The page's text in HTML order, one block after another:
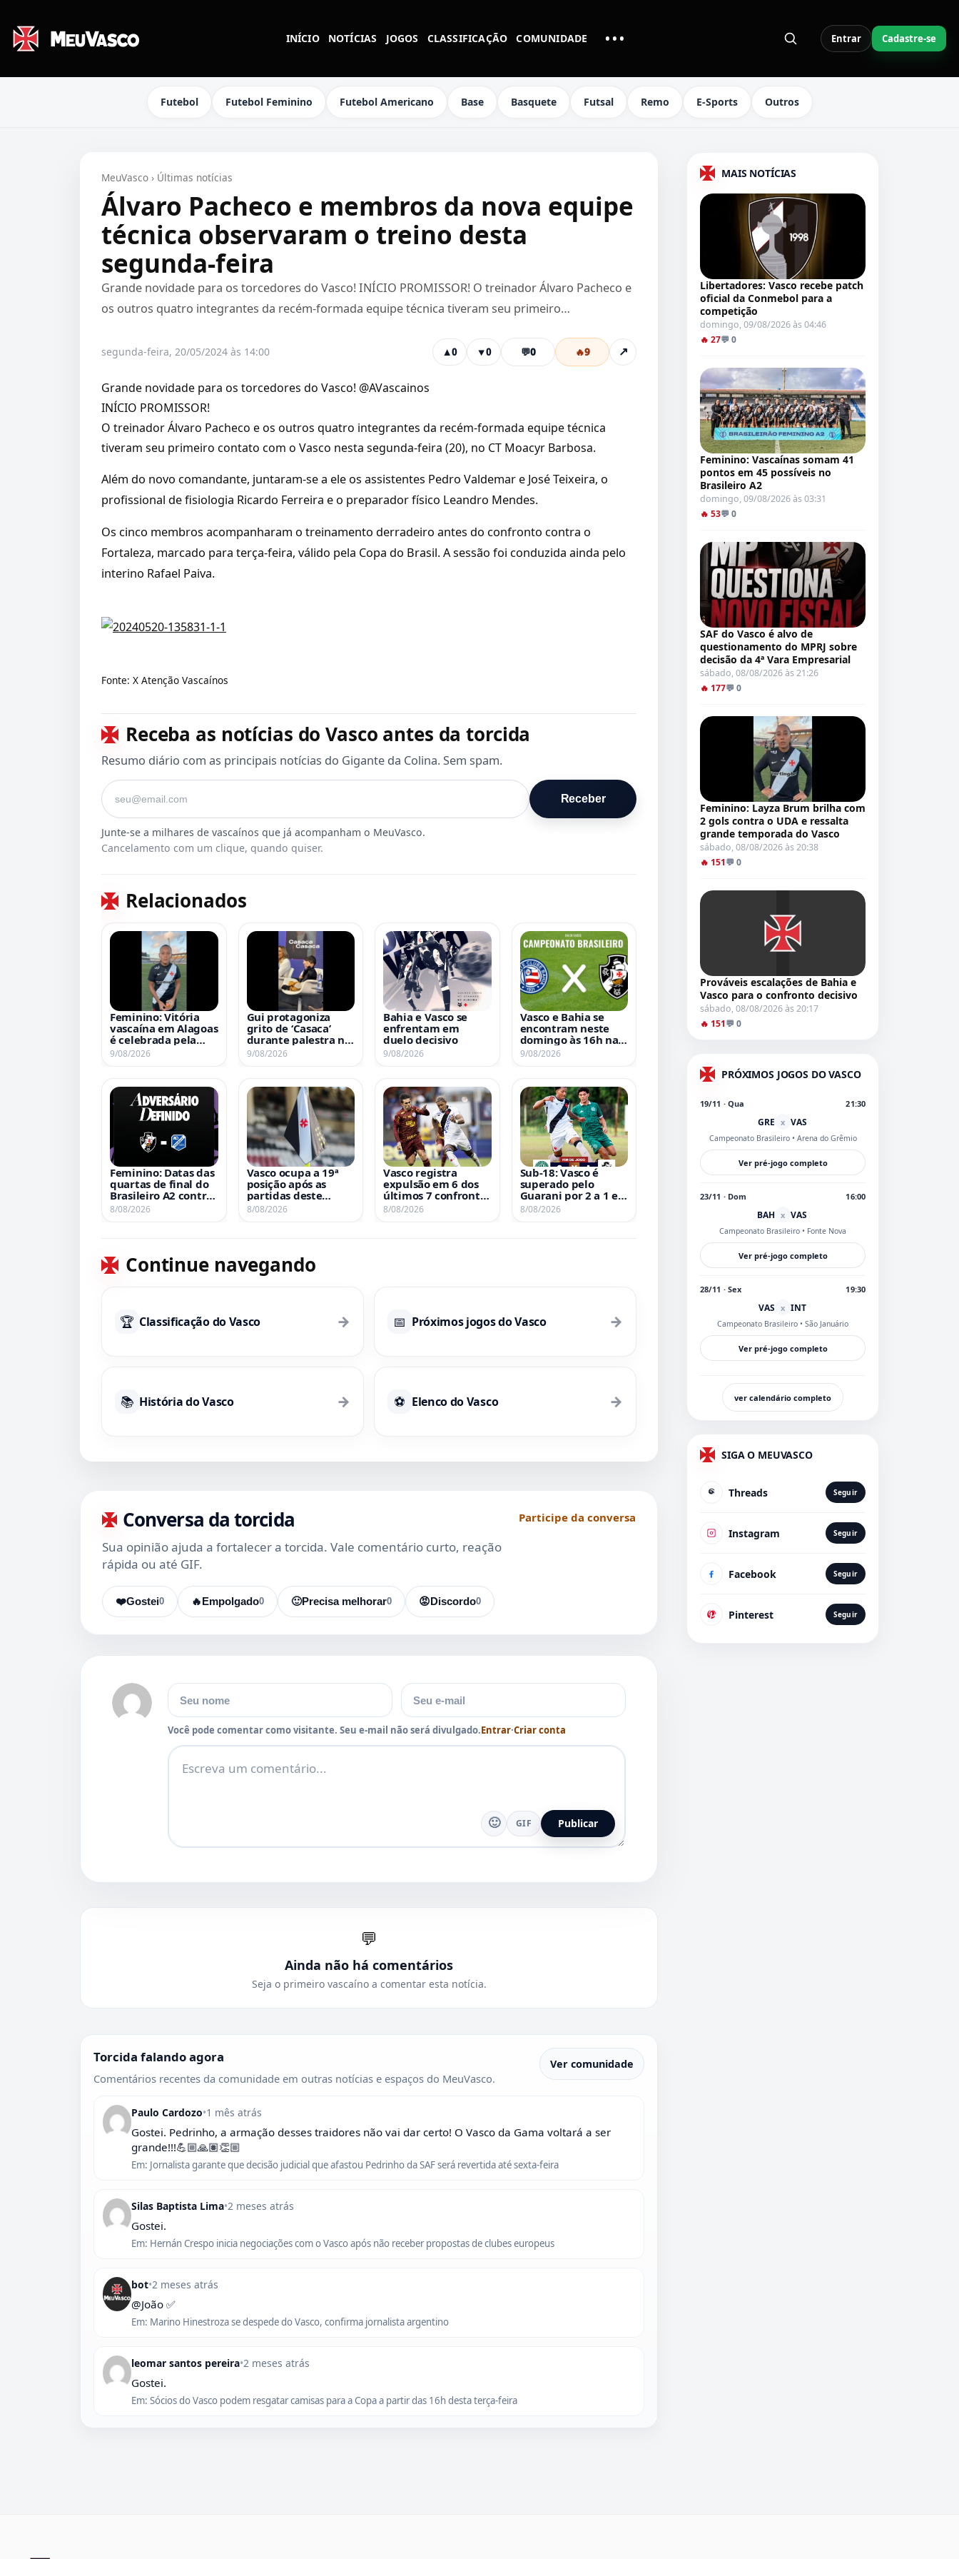
INÍCIO NOTÍCIAS JOGOS CLASSIFICAÇÃO COMUNIDADE •••MAIS LINKS DO MENU Entrar Cadastre-se
Futebol Futebol Feminino Futebol Americano Base Basquete Futsal Remo E-Sports Outros
MeuVasco › Últimas notícias
Álvaro Pacheco e membros da nova equipe
técnica observaram o treino desta
segunda-feira
Grande novidade para os torcedores do Vasco! INÍCIO PROMISSOR! O treinador Álvaro Pacheco e
os outros quatro integrantes da recém-formada equipe técnica tiveram seu primeiro…
segunda-feira, 20/05/2024 às 14:00 ▲0 ▼0 💬0 🔥9 ↗
Grande novidade para os torcedores do Vasco! @AVascainos
INÍCIO PROMISSOR!
O treinador Álvaro Pacheco e os outros quatro integrantes da recém-formada equipe técnica
tiveram seu primeiro contato com o Vasco nesta segunda-feira (20), no CT Moacyr Barbosa.
Além do novo comandante, juntaram-se a ele os assistentes Pedro Valdemar e José Teixeira, o
profissional de fisiologia Ricardo Ferreira e o preparador físico Leandro Mendes.
Os cinco membros acompanharam o treinamento derradeiro antes do confronto contra o
Fortaleza, marcado para terça-feira, válido pela Copa do Brasil. A sessão foi conduzida ainda pelo
interino Rafael Paiva.
Fonte: X Atenção Vascaínos
Receba as notícias do Vasco antes da torcida
Resumo diário com as principais notícias do Gigante da Colina. Sem spam.
Seu e-mail
Receber
Cancelamento com um clique, quando quiser.
Relacionados
Feminino: Vitória
vascaína em Alagoas
é celebrada pela
capitã Lidy; assista
9/08/2026
Gui protagoniza
grito de ‘Casaca’
durante palestra no
Rio Innovation
9/08/2026
Bahia e Vasco se
enfrentam em
duelo decisivo
9/08/2026
Vasco e Bahia se
encontram neste
domingo às 16h na
Fonte Nova com
9/08/2026
Feminino: Datas das
quartas de final do
Brasileiro A2 contra
o Taubaté são
8/08/2026
Vasco ocupa a 19ª
posição após as
partidas deste
sábado no Brasileiro
8/08/2026
Vasco registra
expulsão em 6 dos
últimos 7 confrontos
contra o Bahia na
8/08/2026
Sub-18: Vasco é
superado pelo
Guarani por 2 a 1 e
avança para a final
8/08/2026
Continue navegando
🏆 Classificação do Vasco → 📅 Próximos jogos do Vasco →
📚 História do Vasco → ⚽ Elenco do Vasco →
Conversa da torcida
Sua opinião ajuda a fortalecer a torcida. Vale comentário curto, reação
rápida ou até GIF.
Participe da conversa
❤️ 0
Gostei 🔥 0
Empolgado 🙂 0
Precisa melhorar 😡 0
Discordo
Nome E-mail
Você pode comentar como visitante. Seu e-mail não será divulgado.Entrar·Criar conta
Comentário
🙂 GIF Publicar
💬
Ainda não há comentários
Seja o primeiro vascaíno a comentar esta notícia.
Torcida falando agora
Comentários recentes da comunidade em outras notícias e espaços do MeuVasco.
Ver comunidade
Paulo Cardozo•1 mês atrás
Gostei. Pedrinho, a armação desses traidores não vai dar certo! O Vasco da Gama voltará a ser
grande!!!💪🏼🙏🏽👏🏼
Em: Jornalista garante que decisão judicial que afastou Pedrinho da SAF será revertida até sexta-feira
Silas Baptista Lima•2 meses atrás
Gostei.
Em: Hernán Crespo inicia negociações com o Vasco após não receber propostas de clubes europeus
bot•2 meses atrás
@João ✅
Em: Marino Hinestroza se despede do Vasco, confirma jornalista argentino
leomar santos pereira•2 meses atrás
Gostei.
Em: Sócios do Vasco podem resgatar camisas para a Copa a partir das 16h desta terça-feira
MAIS NOTÍCIAS
Libertadores: Vasco recebe patch
oficial da Conmebol para a
competição
domingo, 09/08/2026 às 04:46
🔥 27💬 0
Feminino: Vascaínas somam 41
pontos em 45 possíveis no
Brasileiro A2
domingo, 09/08/2026 às 03:31
🔥 53💬 0
SAF do Vasco é alvo de
questionamento do MPRJ sobre
decisão da 4ª Vara Empresarial
sábado, 08/08/2026 às 21:26
🔥 177💬 0
Feminino: Layza Brum brilha com
2 gols contra o UDA e ressalta
grande temporada do Vasco
sábado, 08/08/2026 às 20:38
🔥 151💬 0
Prováveis escalações de Bahia e
Vasco para o confronto decisivo
sábado, 08/08/2026 às 20:17
🔥 151💬 0
PRÓXIMOS JOGOS DO VASCO
19/11 · Qua 21:30
GRE x VAS
Campeonato Brasileiro • Arena do Grêmio
Ver pré-jogo completo
23/11 · Dom 16:00
BAH x VAS
Campeonato Brasileiro • Fonte Nova
Ver pré-jogo completo
28/11 · Sex 19:30
VAS x INT
Campeonato Brasileiro • São Januário
Ver pré-jogo completo
ver calendário completo
SIGA O MEUVASCO
Threads Seguir
Instagram Seguir
Facebook Seguir
Pinterest Seguir